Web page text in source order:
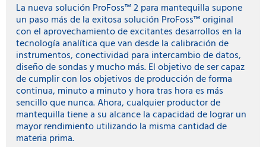
La nueva solución ProFoss™ 2 para mantequilla supone
un paso más de la exitosa solución ProFoss™ original
con el aprovechamiento de excitantes desarrollos en la
tecnología analítica que van desde la calibración de
instrumentos, conectividad para intercambio de datos,
diseño de sondas y mucho más. El objetivo de ser capaz
de cumplir con los objetivos de producción de forma
continua, minuto a minuto y hora tras hora es más
sencillo que nunca. Ahora, cualquier productor de
mantequilla tiene a su alcance la capacidad de lograr un
mayor rendimiento utilizando la misma cantidad de
materia prima.